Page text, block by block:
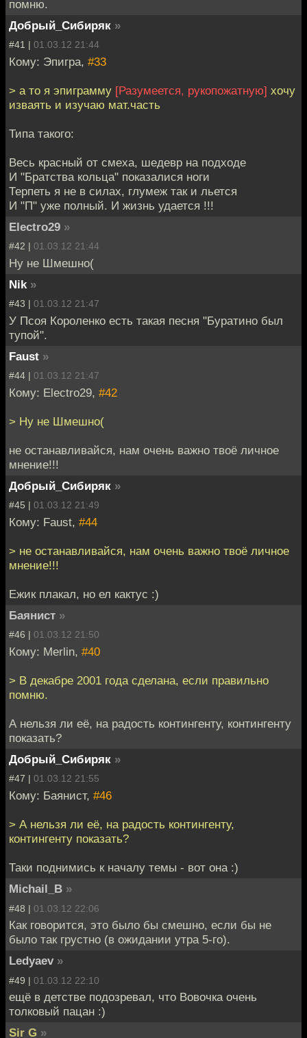
помню.
Добрый_Сибиряк »
#41 | 01.03.12 21:44
Кому: Эпигра, #33
> а то я эпиграмму [Разумеется, рукопожатную] хочу
изваять и изучаю мат.часть
Типа такого:
Весь красный от смеха, шедевр на подходе
И "Братства кольца" показалися ноги
Терпеть я не в силах, глумеж так и льется
И "П" уже полный. И жизнь удается !!!
Electro29 »
#42 | 01.03.12 21:44
Ну не Шмешно(
Nik »
#43 | 01.03.12 21:47
У Псоя Короленко есть такая песня "Буратино был
тупой".
Faust »
#44 | 01.03.12 21:47
Кому: Electro29, #42
> Ну не Шмешно(
не останавливайся, нам очень важно твоё личное
мнение!!!
Добрый_Сибиряк »
#45 | 01.03.12 21:49
Кому: Faust, #44
> не останавливайся, нам очень важно твоё личное
мнение!!!
Ежик плакал, но ел кактус :)
Баянист »
#46 | 01.03.12 21:50
Кому: Merlin, #40
> В декабре 2001 года сделана, если правильно
помню.
А нельзя ли её, на радость контингенту, контингенту
показать?
Добрый_Сибиряк »
#47 | 01.03.12 21:55
Кому: Баянист, #46
> А нельзя ли её, на радость контингенту,
контингенту показать?
Таки поднимись к началу темы - вот она :)
Michail_B »
#48 | 01.03.12 22:06
Как говорится, это было бы смешно, если бы не
было так грустно (в ожидании утра 5-го).
Ledyaev »
#49 | 01.03.12 22:10
ещё в детстве подозревал, что Вовочка очень
толковый пацан :)
Sir G »